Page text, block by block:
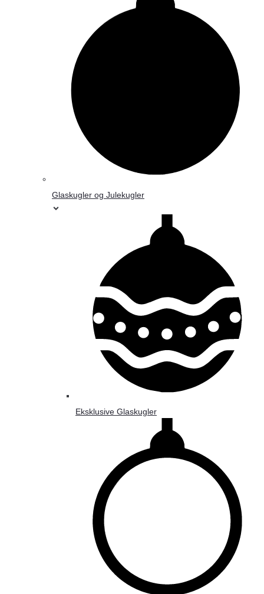
Glaskugler og Julekugler
Eksklusive Glaskugler